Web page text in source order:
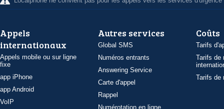
Appels
internationaux
Appels mobile ou sur ligne
fixe
app iPhone
app Android
VoIP
Autres services
Global SMS
Numéros entrants
Answering Service
Carte d'appel
Rappel
Numérotation en ligne
Coûts
Tarifs
Tarifs de
Tarifs de